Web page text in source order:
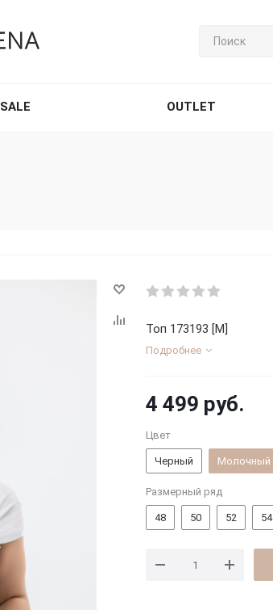
SALE OUTLET
Топ 173193 [М]
Подробнее
4 499 руб.
Цвет
Черный Молочный
Размерный ряд
48 50 52 54